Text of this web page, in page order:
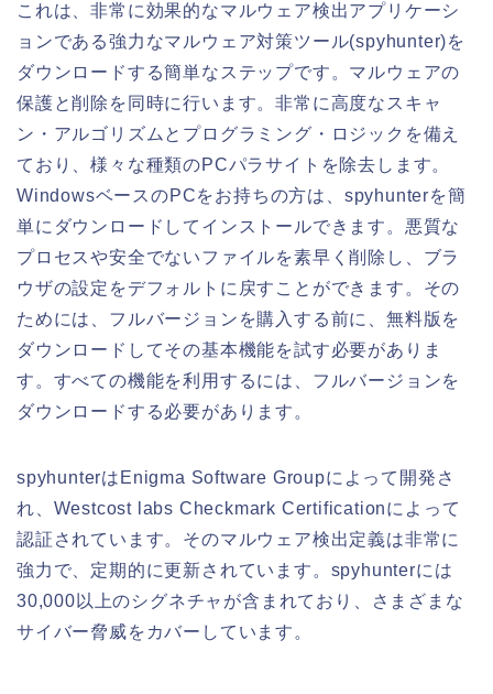
これは、非常に効果的なマルウェア検出アプリケーシ
ョンである強力なマルウェア対策ツール(spyhunter)を
ダウンロードする簡単なステップです。マルウェアの
保護と削除を同時に行います。非常に高度なスキャ
ン・アルゴリズムとプログラミング・ロジックを備え
ており、様々な種類のPCパラサイトを除去します。
WindowsベースのPCをお持ちの方は、spyhunterを簡
単にダウンロードしてインストールできます。悪質な
プロセスや安全でないファイルを素早く削除し、ブラ
ウザの設定をデフォルトに戻すことができます。その
ためには、フルバージョンを購入する前に、無料版を
ダウンロードしてその基本機能を試す必要がありま
す。すべての機能を利用するには、フルバージョンを
ダウンロードする必要があります。
spyhunterはEnigma Software Groupによって開発さ
れ、Westcost labs Checkmark Certificationによって
認証されています。そのマルウェア検出定義は非常に
強力で、定期的に更新されています。spyhunterには
30,000以上のシグネチャが含まれており、さまざまな
サイバー脅威をカバーしています。